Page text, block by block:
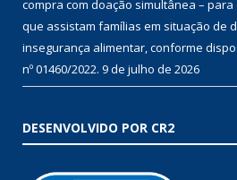
compra com doação simultânea –
que assistam famílias em situação de
insegurança alimentar, conforme
nº 01460/2022. 9 de julho de 2026
DESENVOLVIDO POR CR2